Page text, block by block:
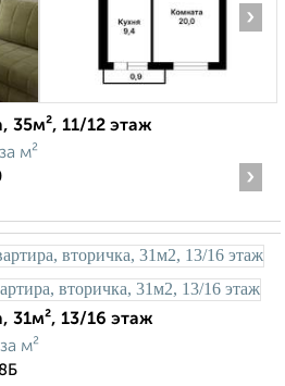
›
35м², 11/12 этаж
за м²
›
31м², 13/16 этаж
за м²